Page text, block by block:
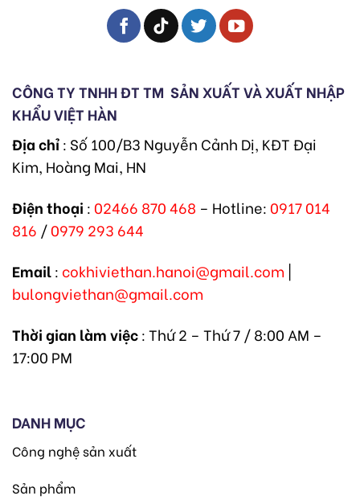
CÔNG TY TNHH ĐT TM SẢN XUẤT VÀ XUẤT NHẬP
KHẨU VIỆT HÀN
Địa chỉ: Số 100/B3 Nguyễn Cảnh Dị, KĐT Đại
Kim, Hoàng Mai, HN
Điện thoại : 02466 870 468 – Hotline: 0917 014
816 /0979 293 644
Email: cokhiviethan.hanoi@gmail.com |
bulongviethan@gmail.com
Thời gian làm việc: Thứ 2 – Thứ 7 / 8:00 AM –
17:00 PM
DANH MỤC
Công nghệ sản xuất
Sản phẩm